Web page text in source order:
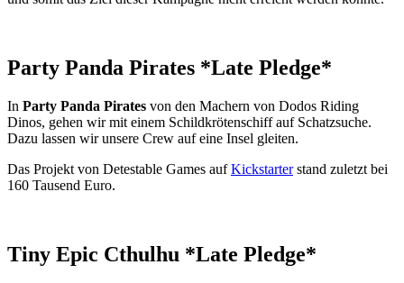
Party Panda Pirates *Late Pledge*
In Party Panda Pirates von den Machern von Dodos Riding
Dinos, gehen wir mit einem Schildkrötenschiff auf Schatzsuche.
Dazu lassen wir unsere Crew auf eine Insel gleiten.
Das Projekt von Detestable Games aufKickstarterstand zuletzt bei
160 Tausend Euro.
Tiny Epic Cthulhu *Late Pledge*